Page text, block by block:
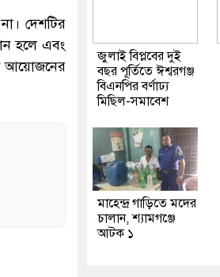
দেশটির
হলে এবং
আয়োজনের
জুলাই বিপ্লবের দুই
বছর পূর্তিতে ঈশ্বরগঞ্জ
বিএনপির বর্ণাঢ্য
মিছিল-সমাবেশ
মাহেন্দ্র গাড়িতে মদের
চালান, শ্যামগঞ্জে
আটক ১